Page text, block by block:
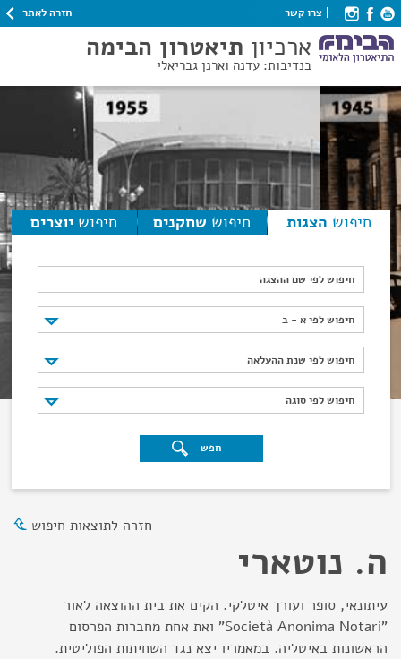
צרו קשר חזרה לאתר
ארכיון תיאטרון הבימה
בנדיבות: עדנה וארנן גבריאלי
חיפוש הצגות חיפוש שחקנים חיפוש יוצרים
חיפוש לפי שם ההצגה
חיפוש לפי א - ב
חיפוש לפי א - ב
חיפוש לפי שנת ההעלאה
חיפוש לפי שנת ההעלאה
חיפוש לפי סוגה
חיפוש לפי סוגה
חפש
חזרה לתוצאות חיפוש
ה. נוטארי
עיתונאי, סופר ועורך איטלקי. הקים את בית ההוצאה לאור
"Società Anonima Notari" ואת אחת מחברות הפרסום
הראשונות באיטליה. במאמריו יצא נגד השחיתות הפוליטית.